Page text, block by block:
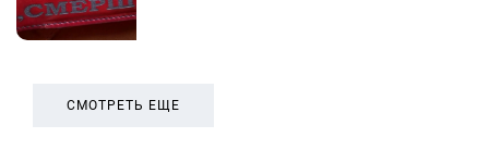
СМОТРЕТЬ ЕЩЕ